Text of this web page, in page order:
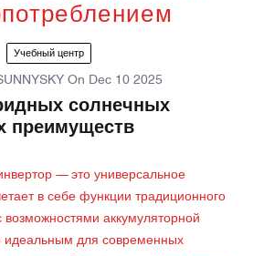
Учебный центр
On Dec 10 2025
солнечных
преимуществ
— это универсальное
в себе функции традиционного
возможностями аккумуляторной
идеальным для современных